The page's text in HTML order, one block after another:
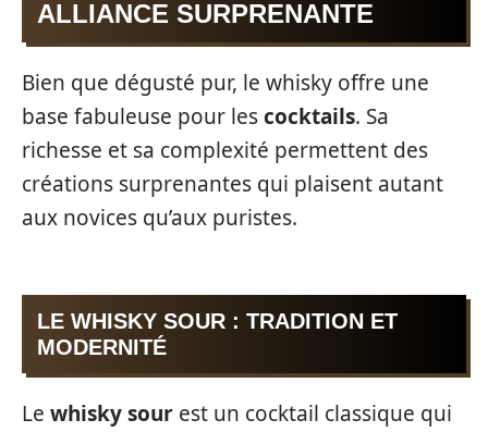
ALLIANCE SURPRENANTE
Bien que dégusté pur, le whisky offre une
base fabuleuse pour lescocktails. Sa
richesse et sa complexité permettent des
créations surprenantes qui plaisent autant
aux novices qu’aux puristes.
LE WHISKY SOUR : TRADITION ET
MODERNITÉ
Le whisky sour est un cocktail classique qui